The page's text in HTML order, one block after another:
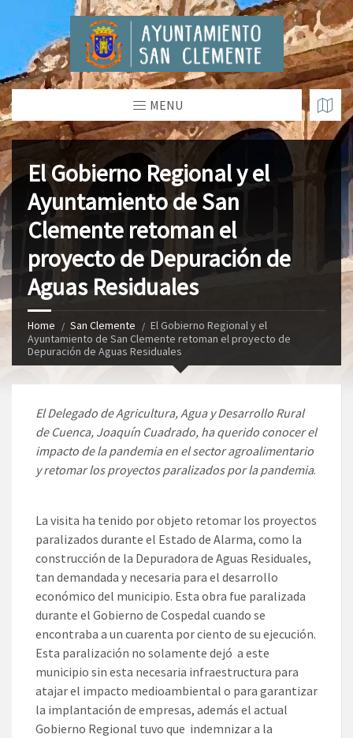
MENU
El Gobierno Regional y el
Ayuntamiento de San
Clemente retoman el
proyecto de Depuración de
Aguas Residuales
Home San Clemente
El Gobierno Regional y el
Ayuntamiento de San Clemente retoman el proyecto de
Depuración de Aguas Residuales
El Delegado de Agricultura, Agua y Desarrollo Rural
de Cuenca, Joaquín Cuadrado, ha querido conocer el
impacto de la pandemia en el sector agroalimentario
y retomar los proyectos paralizados por la pandemia.
La visita ha tenido por objeto retomar los proyectos
paralizados durante el Estado de Alarma, como la
construcción de la Depuradora de Aguas Residuales,
tan demandada y necesaria para el desarrollo
económico del municipio. Esta obra fue paralizada
durante el Gobierno de Cospedal cuando se
encontraba a un cuarenta por ciento de su ejecución.
Esta paralización no solamente dejó a este
municipio sin esta necesaria infraestructura para
atajar el impacto medioambiental o para garantizar
la implantación de empresas, además el actual
Gobierno Regional tuvo que indemnizar a la